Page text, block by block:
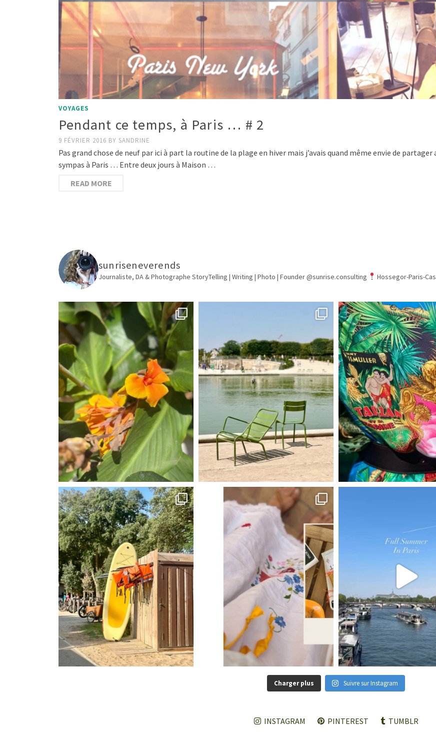
VOYAGES
Pendant ce temps, à Paris … # 2
9 FÉVRIER 2016 BY SANDRINE
Pas grand chose de neuf par ici à part la routine de la plage en hiver mais j’avais quand même envie de
sympas à Paris … Entre deux jours à Maison …
READ MORE
sunriseneverends
Journaliste, DA & Photographe StoryTelling | Writing | Photo | Founder @sunrise.consulting Hossegor-Paris-
Charger plus Suivre sur Instagram
INSTAGRAM PINTEREST TUMBLR